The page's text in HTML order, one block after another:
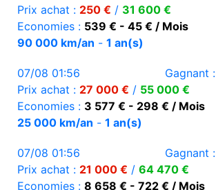
Prix achat : 250 € / 31 600 €
Economies : 539 € - 45 € / Mois
90 000 km/an - 1 an(s)
07/08 01:56 Gagnant :
Prix achat : 27 000 € / 55 000 €
Economies : 3 577 € - 298 € / Mois
25 000 km/an - 1 an(s)
07/08 01:56 Gagnant :
Prix achat : 21 000 € / 64 470 €
Economies : 8 658 € - 722 € / Mois